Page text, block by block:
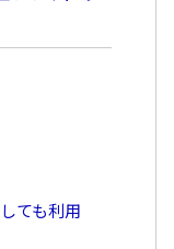
ても利用